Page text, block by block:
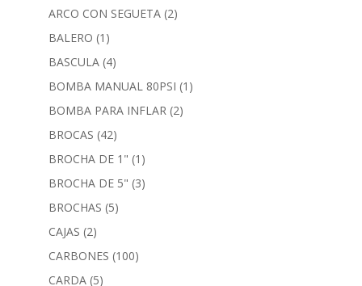
ARCO CON SEGUETA (2)
BALERO (1)
BASCULA (4)
BOMBA MANUAL 80PSI (1)
BOMBA PARA INFLAR (2)
BROCAS (42)
BROCHA DE 1" (1)
BROCHA DE 5" (3)
BROCHAS (5)
CAJAS (2)
CARBONES (100)
CARDA (5)